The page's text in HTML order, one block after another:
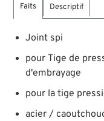
Faits Descriptif
Joint spi
pour Tige de
d'embrayage
pour la tige
acier /